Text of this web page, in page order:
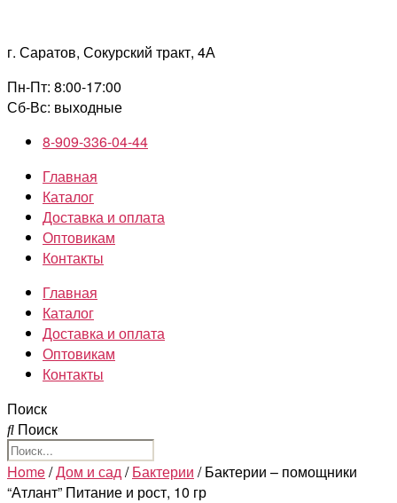
содержимому
г. Саратов, Сокурский тракт, 4А
Пн-Пт: 8:00-17:00
Сб-Вс: выходные
8-909-336-04-44
Главная
Каталог
Доставка и оплата
Оптовикам
Контакты
Главная
Каталог
Доставка и оплата
Оптовикам
Контакты
Поиск
Поиск
Home/Дом и сад/Бактерии / Бактерии – помощники
“Атлант” Питание и рост, 10 гр